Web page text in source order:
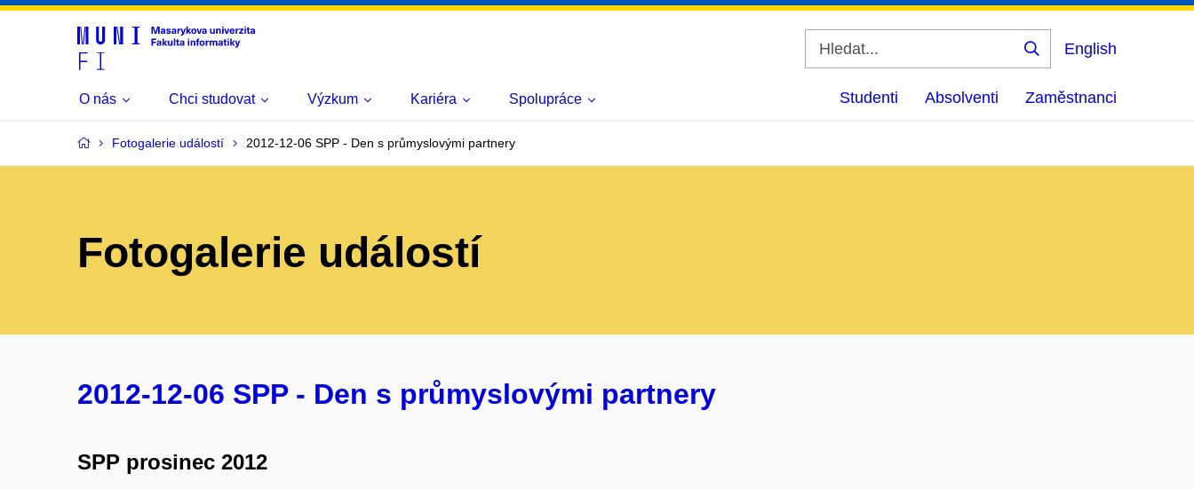
Vyhledat
English
O nás Chci studovat Výzkum Kariéra Spolupráce Studenti Absolventi Zaměstnanci
Fotogalerie událostí 2012-12-06 SPP - Den s průmyslovými partnery
Fotogalerie událostí
2012-12-06 SPP - Den s průmyslovými partnery
SPP prosinec 2012